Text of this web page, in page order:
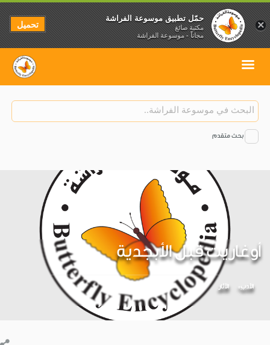
بحث متقدم
أوغاريت قبل الأبجدية
الأدب اﻵثار
×
حمّل تطبيق موسوعة الفراشة
مكتبة صائغ
مجاناً - موسوعة الفراشة
تحميل